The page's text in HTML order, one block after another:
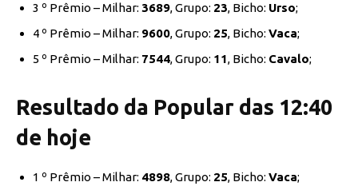
3 º Prêmio – Milhar: 3689, Grupo: 23, Bicho: Urso;
4 º Prêmio – Milhar: 9600, Grupo: 25, Bicho: Vaca;
5 º Prêmio – Milhar: 7544, Grupo: 11, Bicho: Cavalo;
Resultado da Popular das 12:40
de hoje
1 º Prêmio – Milhar: 4898, Grupo: 25, Bicho: Vaca;